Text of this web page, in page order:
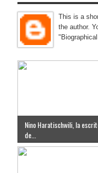
This is a
the author.
Nino Haratischwili, la
de...